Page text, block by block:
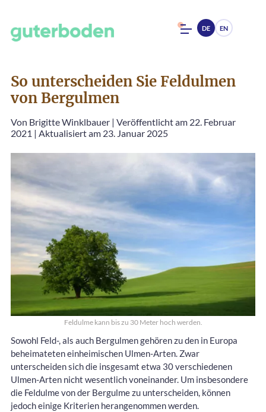
DE EN
So unterscheiden Sie Feldulmen
von Bergulmen
Von Brigitte Winklbauer | Veröffentlicht am 22. Februar
2021 | Aktualisiert am 23. Januar 2025
Feldulme kann bis zu 30 Meter hoch werden.
Sowohl Feld-, als auch Bergulmen gehören zu den in Europa
beheimateten einheimischen Ulmen-Arten. Zwar
unterscheiden sich die insgesamt etwa 30 verschiedenen
Ulmen-Arten nicht wesentlich voneinander. Um insbesondere
die Feldulme von der Bergulme zu unterscheiden, können
jedoch einige Kriterien herangenommen werden.